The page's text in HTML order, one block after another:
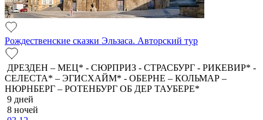
Рождественские сказки Эльзаса. Авторский тур
ДРЕЗДЕН – МЕЦ* - СЮРПРИЗ - СТРАСБУРГ - РИКЕВИР* -
СЕЛЕСТА* – ЭГИСХАЙМ* - ОБЕРНЕ – КОЛЬМАР –
НЮРНБЕРГ – РОТЕНБУРГ ОБ ДЕР ТАУБЕРЕ*
9 дней
8 ночей